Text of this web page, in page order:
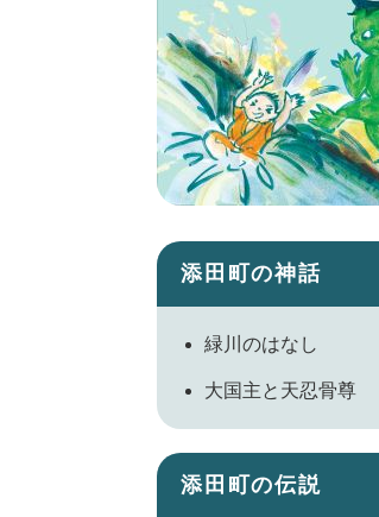
添田町の神話
緑川のはなし
大国主と天忍骨尊
添田町の伝説